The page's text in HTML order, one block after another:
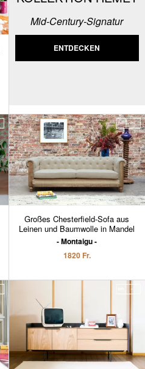
Mid-Century-Signatur
ENTDECKEN
Großes Chesterfield-Sofa aus
Leinen und Baumwolle in Mandel
Montaigu
1820 Fr.